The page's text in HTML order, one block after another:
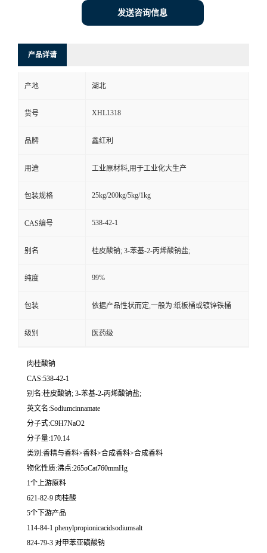
发送咨询信息
产品详请
产地 湖北
货号 XHL1318
品牌 鑫红利
用途 工业原材料,用于工业化大生产
包装规格 25kg/200kg/5kg/1kg
CAS编号 538-42-1
别名 桂皮酸钠; 3-苯基-2-丙烯酸钠盐;
纯度 99%
包装 依据产品性状而定,一般为:纸板桶或镀锌铁桶
级别 医药级
肉桂酸钠
CAS:538-42-1
别名:桂皮酸钠; 3-苯基-2-丙烯酸钠盐;
英文名:Sodiumcinnamate
分子式:C9H7NaO2
分子量:170.14
类别:香精与香料>香料>合成香料>合成香料
物化性质:沸点:265oCat760mmHg
1个上游原料
621-82-9 肉桂酸
5个下游产品
114-84-1 phenylpropionicacidsodiumsalt
824-79-3 对甲苯亚磺酸钠